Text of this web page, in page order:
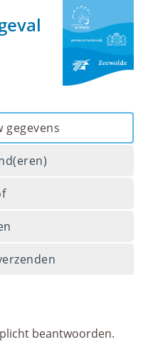
gegevens
beantwoorden.